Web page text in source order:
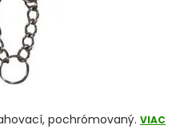
chevron_right
pochrómovaný. VIAC